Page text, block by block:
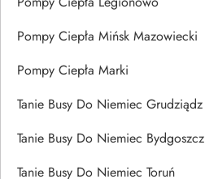
Pompy Ciepła Mińsk Mazowiecki
Pompy Ciepła Marki
Tanie Busy Do Niemiec Grudziądz
Tanie Busy Do Niemiec Bydgoszcz
Tanie Busy Do Niemiec Toruń